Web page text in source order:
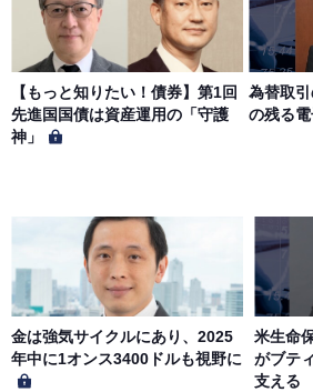
第７条（個人情報の取扱い）
当社は、会員の個人情報を別途オ
「プライバシーポリシー」に基づき
とします。
【もっと知りたい！債券】第1回
先進国国債は資産運用の「守護
神」
為替取
の残る
金は強気サイクルにあり、2025
年中に1オンス3400ドルも視野に
米生命
がブテ
支える